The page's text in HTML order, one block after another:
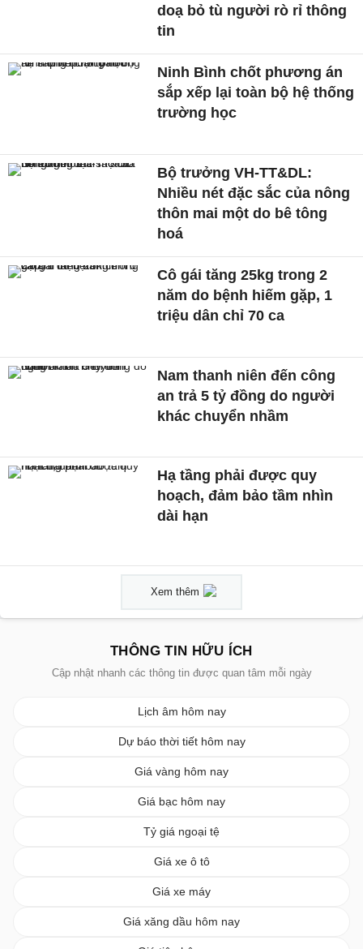
doạ bỏ tù người rò rỉ thông
tin
Ninh Bình chốt phương án
sắp xếp lại toàn bộ hệ thống
trường học
Bộ trưởng VH-TT&DL:
Nhiều nét đặc sắc của nông
thôn mai một do bê tông
hoá
Cô gái tăng 25kg trong 2
năm do bệnh hiếm gặp, 1
triệu dân chỉ 70 ca
Nam thanh niên đến công
an trả 5 tỷ đồng do người
khác chuyển nhầm
Hạ tầng phải được quy
hoạch, đảm bảo tầm nhìn
dài hạn
Xem thêm
THÔNG TIN HỮU ÍCH
Cập nhật nhanh các thông tin được quan tâm mỗi ngày
Lịch âm hôm nay
Dự báo thời tiết hôm nay
Giá vàng hôm nay
Giá bạc hôm nay
Tỷ giá ngoại tệ
Giá xe ô tô
Giá xe máy
Giá xăng dầu hôm nay